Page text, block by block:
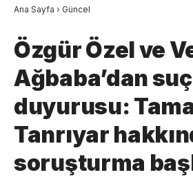
Ana Sayfa › Güncel
Özgür Özel ve
Ağbaba’dan suç
duyurusu:
Tanrıyar
soruşturma